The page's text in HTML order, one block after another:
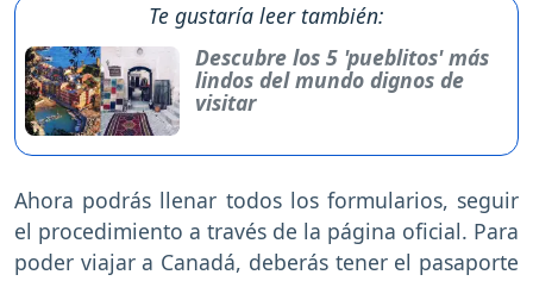
Te gustaría leer también:
Descubre los 5 'pueblitos' más
lindos del mundo dignos de
visitar
Ahora podrás llenar todos los formularios, seguir
el procedimiento a través de la página oficial. Para
poder viajar a Canadá, deberás tener el pasaporte